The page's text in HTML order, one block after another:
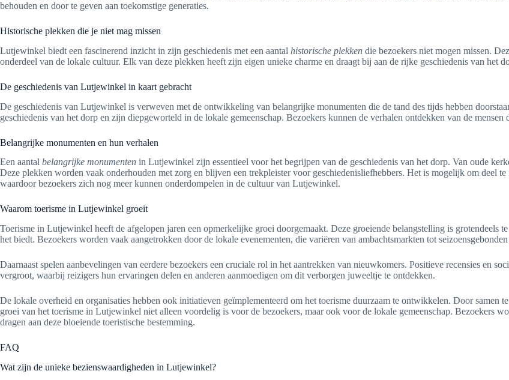
behouden en door te geven aan toekomstige generaties.
Historische plekken die je niet mag missen
Lutjewinkel biedt een fascinerend inzicht in zijn geschiedenis met een aantal historische plekken die bezoekers niet mogen missen.
onderdeel van de lokale cultuur. Elk van deze plekken heeft zijn eigen unieke charme en draagt bij aan de rijke geschiedenis van het
De geschiedenis van Lutjewinkel in kaart gebracht
De geschiedenis van Lutjewinkel is verweven met de ontwikkeling van belangrijke monumenten die de tand des tijds hebben
geschiedenis van het dorp en zijn diepgeworteld in de lokale gemeenschap. Bezoekers kunnen de verhalen ontdekken van de
Belangrijke monumenten en hun verhalen
Een aantal belangrijke monumenten in Lutjewinkel zijn essentieel voor het begrijpen van de geschiedenis van het dorp. Van oude
Deze plekken worden vaak onderhouden met zorg en blijven een trekpleister voor geschiedenisliefhebbers. Het is mogelijk om deel te
waardoor bezoekers zich nog meer kunnen onderdompelen in de cultuur van Lutjewinkel.
Waarom toerisme in Lutjewinkel groeit
Toerisme in Lutjewinkel heeft de afgelopen jaren een opmerkelijke groei doorgemaakt. Deze groeiende belangstelling is grotendeels
het biedt. Bezoekers worden vaak aangetrokken door de lokale evenementen, die variëren van ambachtsmarkten tot
Daarnaast spelen aanbevelingen van eerdere bezoekers een cruciale rol in het aantrekken van nieuwkomers. Positieve recensies en
vergroot, waarbij reizigers hun ervaringen delen en anderen aanmoedigen om dit verborgen juweeltje te ontdekken.
De lokale overheid en organisaties hebben ook initiatieven geïmplementeerd om het toerisme duurzaam te ontwikkelen. Door samen
groei van het toerisme in Lutjewinkel niet alleen voordelig is voor de bezoekers, maar ook voor de lokale gemeenschap. Bezoekers
dragen aan deze bloeiende toeristische bestemming.
FAQ
Wat zijn de unieke bezienswaardigheden in Lutjewinkel?